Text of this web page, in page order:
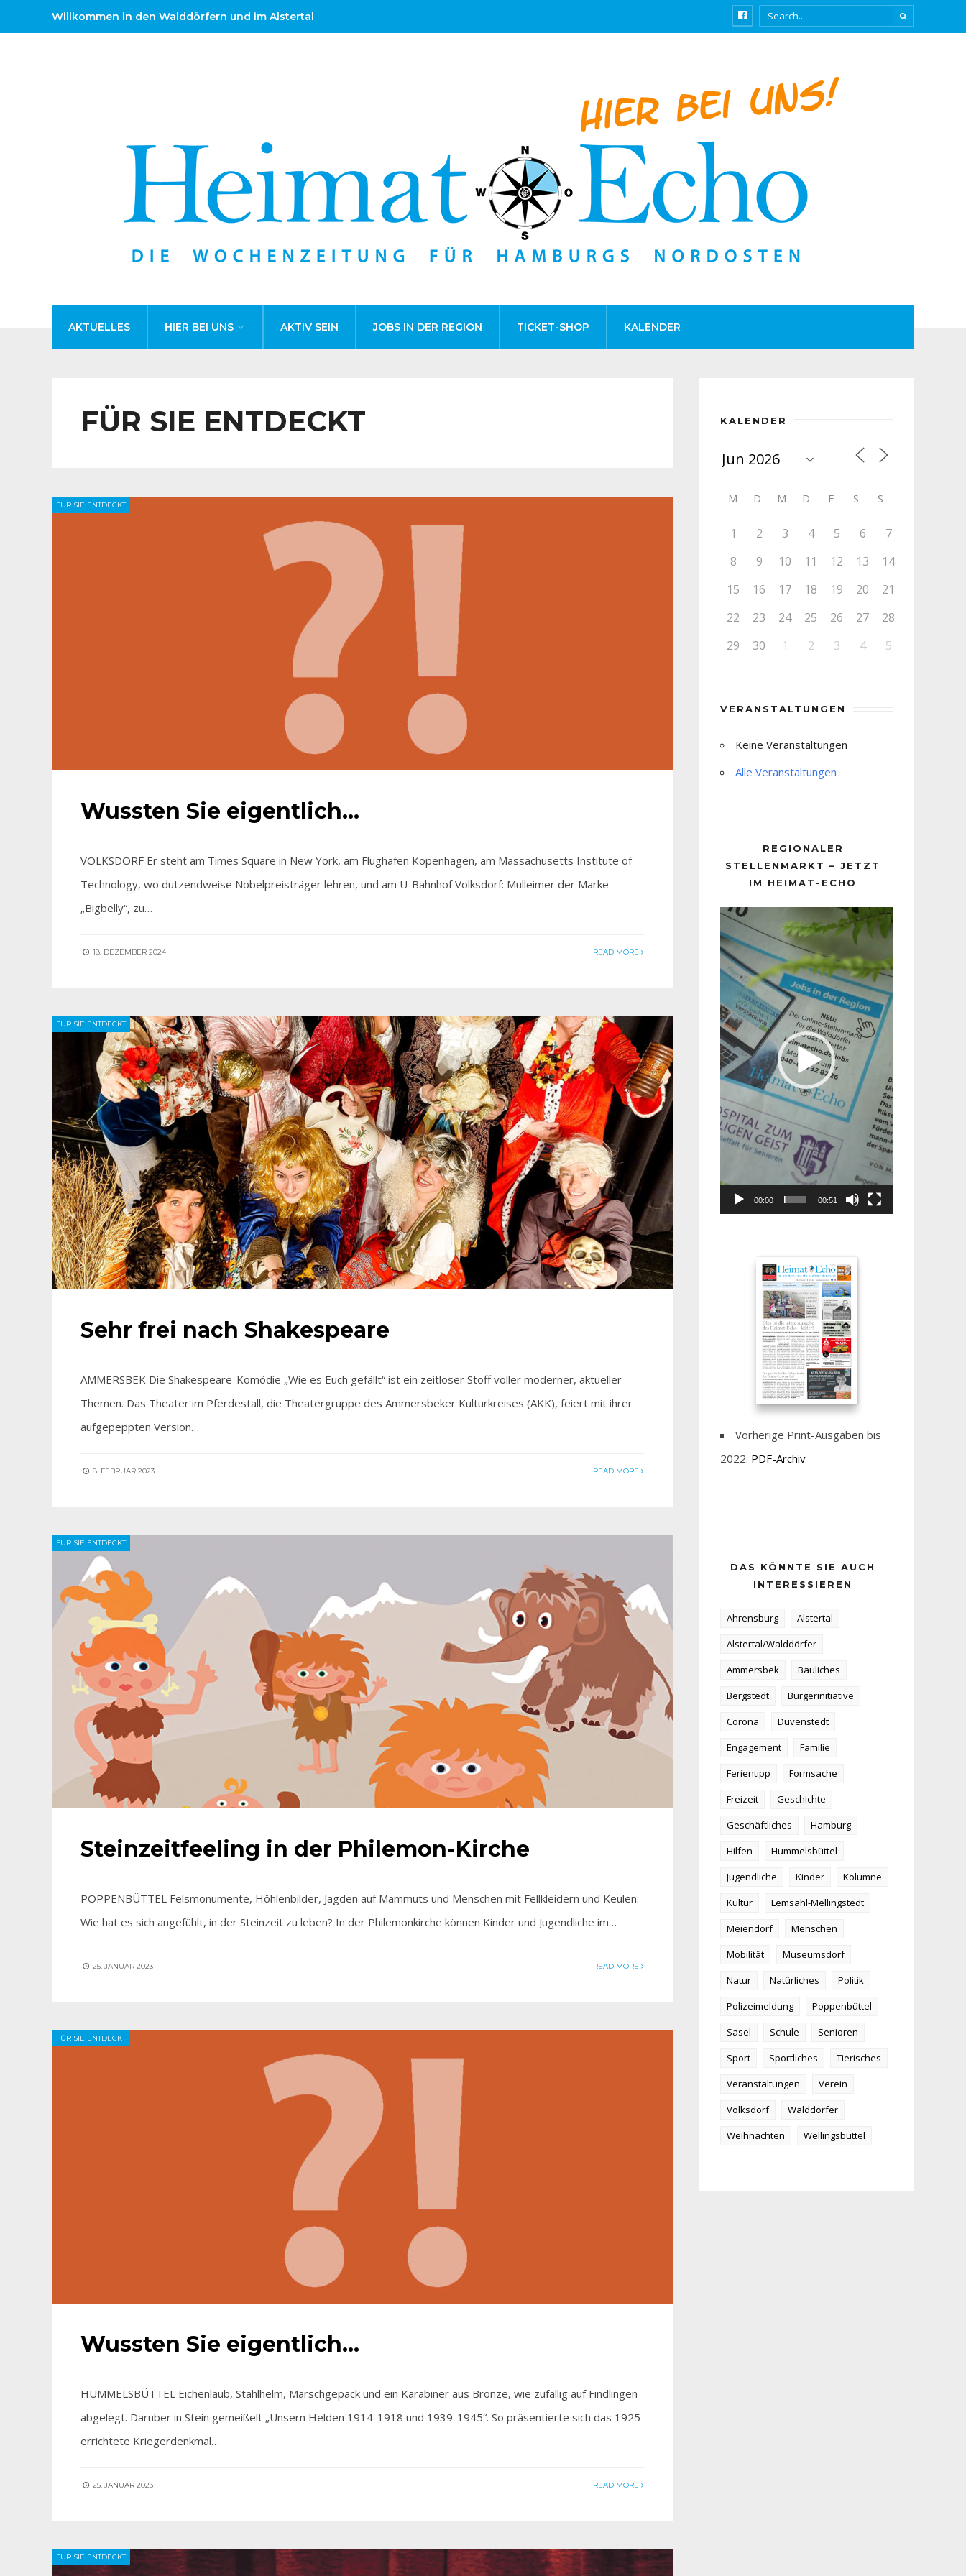
Willkommen in den Walddörfern und im Alstertal
AKTUELLES HIER BEI UNS AKTIV SEIN JOBS IN DER REGION TICKET-SHOP KALENDER
FÜR SIE ENTDECKT
FÜR SIE ENTDECKT
Wussten Sie eigentlich…
VOLKSDORF Er steht am Times Square in New York, am Flughafen Kopenhagen, am Massachusetts Institute of
Technology, wo dutzendweise Nobelpreisträger lehren, und am U-Bahnhof Volksdorf: Mülleimer der Marke
„Bigbelly“, zu…
18. DEZEMBER 2024 READ MORE
FÜR SIE ENTDECKT
Sehr frei nach Shakespeare
AMMERSBEK Die Shakespeare-Komödie „Wie es Euch gefällt“ ist ein zeitloser Stoff voller moderner, aktueller
Themen. Das Theater im Pferdestall, die Theatergruppe des Ammersbeker Kulturkreises (AKK), feiert mit ihrer
aufgepeppten Version…
8. FEBRUAR 2023 READ MORE
FÜR SIE ENTDECKT
Steinzeitfeeling in der Philemon-Kirche
POPPENBÜTTEL Felsmonumente, Höhlenbilder, Jagden auf Mammuts und Menschen mit Fellkleidern und Keulen:
Wie hat es sich angefühlt, in der Steinzeit zu leben? In der Philemonkirche können Kinder und Jugendliche im…
25. JANUAR 2023 READ MORE
FÜR SIE ENTDECKT
Wussten Sie eigentlich…
HUMMELSBÜTTEL Eichenlaub, Stahlhelm, Marschgepäck und ein Karabiner aus Bronze, wie zufällig auf Findlingen
abgelegt. Darüber in Stein gemeißelt „Unsern Helden 1914-1918 und 1939-1945“. So präsentierte sich das 1925
errichtete Kriegerdenkmal…
25. JANUAR 2023 READ MORE
FÜR SIE ENTDECKT
KALENDER
M D M D F S S
1 2 3 4 5 6
7
8
9 10 11 12 13
14
15
16 17 18 19 20
21
22
23 24 25 26 27
28
29
30 1 2 3 4 5
VERANSTALTUNGEN
Keine Veranstaltungen
Alle Veranstaltungen
REGIONALER
STELLENMARKT – JETZT
IM HEIMAT-ECHO
Player
00:00 00:51
Vorherige Print-Ausgaben bis
2022: PDF-Archiv
DAS KÖNNTE SIE AUCH
INTERESSIEREN
Ahrensburg
Alstertal
Alstertal/Walddörfer
Ammersbek
Bauliches
Bergstedt
Bürgerinitiative
Corona
Duvenstedt
Engagement
Familie
Ferientipp
Formsache
Freizeit
Geschichte
Geschäftliches
Hamburg
Hilfen
Hummelsbüttel
Jugendliche
Kinder
Kolumne
Kultur
Lemsahl-Mellingstedt
Meiendorf
Menschen
Mobilität
Museumsdorf
Natur
Natürliches
Politik
Polizeimeldung
Poppenbüttel
Sasel
Schule
Senioren
Sport
Sportliches
Tierisches
Veranstaltungen
Verein
Volksdorf
Walddörfer
Weihnachten
Wellingsbüttel